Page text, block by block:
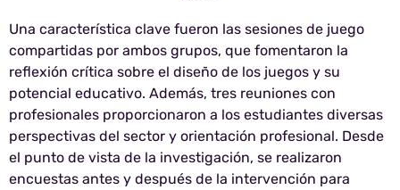
Una característica clave fueron las sesiones de juego
compartidas por ambos grupos, que fomentaron la
reflexión crítica sobre el diseño de los juegos y su
potencial educativo. Además, tres reuniones con
profesionales proporcionaron a los estudiantes diversas
perspectivas del sector y orientación profesional. Desde
el punto de vista de la investigación, se realizaron
encuestas antes y después de la intervención para